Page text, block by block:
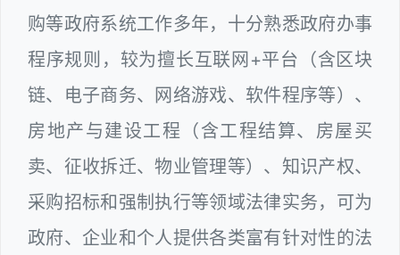
购等政府系统工作多年，十分熟悉政府办事
程序规则，较为擅长互联网+平台（含区块
链、电子商务、网络游戏、软件程序等）、
房地产与建设工程（含工程结算、房屋买
卖、征收拆迁、物业管理等）、知识产权、
采购招标和强制执行等领域法律实务，可为
政府、企业和个人提供各类富有针对性的法